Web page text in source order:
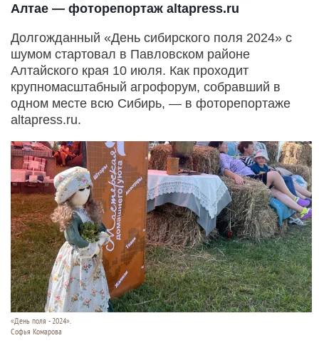
Алтае — фоторепортаж altapress.ru
Долгожданный «День сибирского поля 2024» с
шумом стартовал в Павловском районе
Алтайского края 10 июля. Как проходит
крупномасштабный агрофорум, собравший в
одном месте всю Сибирь, — в фоторепортаже
altapress.ru.
«День поля - 2024».
Софья Комарова